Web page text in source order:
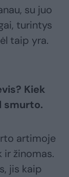
su juo
turintys
taip yra.
Kiek
smurto.
artimoje
ir žinomas.
jis kaip